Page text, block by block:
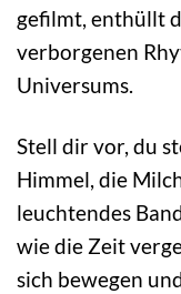
gefilmt, enthüllt
verborgenen
Universums.
Stell dir vor, du
Himmel, die
leuchtendes
wie die Zeit
sich bewegen